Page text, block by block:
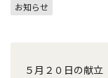
お知らせ
５月２０日の献立